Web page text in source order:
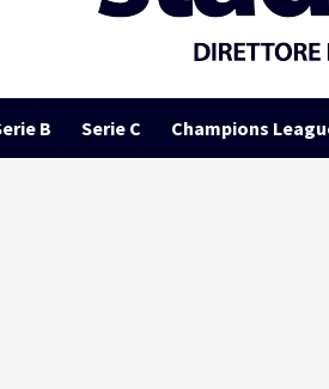
B Serie C Champions